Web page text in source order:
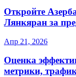
Откройте
Лянкяран за
Апр 21, 2026
Оценка
метрики,